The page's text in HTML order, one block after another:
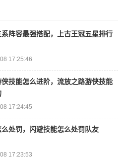
系阵容最强搭配，上古王冠五星排行
17:25:46
技能怎么进阶，流放之路游侠技能
17:24:45
处罚，闪避技能怎么处罚队友
17:23:53